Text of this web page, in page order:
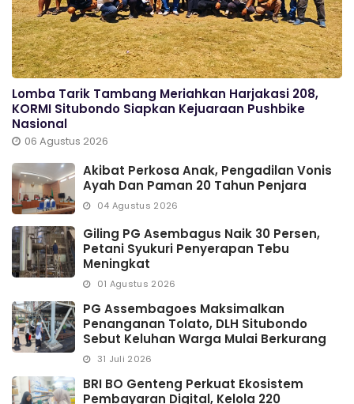
Lomba Tarik Tambang Meriahkan Harjakasi 208,
KORMI Situbondo Siapkan Kejuaraan Pushbike
Nasional
06 Agustus 2026
Akibat Perkosa Anak, Pengadilan Vonis
Ayah Dan Paman 20 Tahun Penjara
04 Agustus 2026
Giling PG Asembagus Naik 30 Persen,
Petani Syukuri Penyerapan Tebu
Meningkat
01 Agustus 2026
PG Assembagoes Maksimalkan
Penanganan Tolato, DLH Situbondo
Sebut Keluhan Warga Mulai Berkurang
31 Juli 2026
BRI BO Genteng Perkuat Ekosistem
Pembayaran Digital, Kelola 220